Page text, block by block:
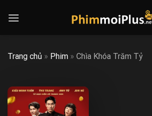
Trang chủ » Phim » Chìa Khóa Trăm Tỷ